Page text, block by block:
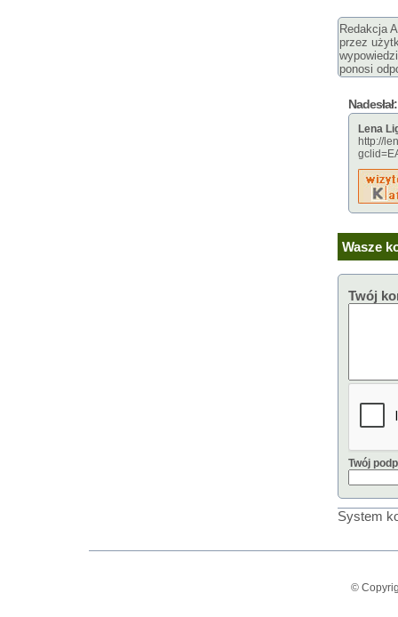
Redakcja
przez
ponosi
Nadesłał:
Lena
http://
Wasze
Twój
Twój
System
©